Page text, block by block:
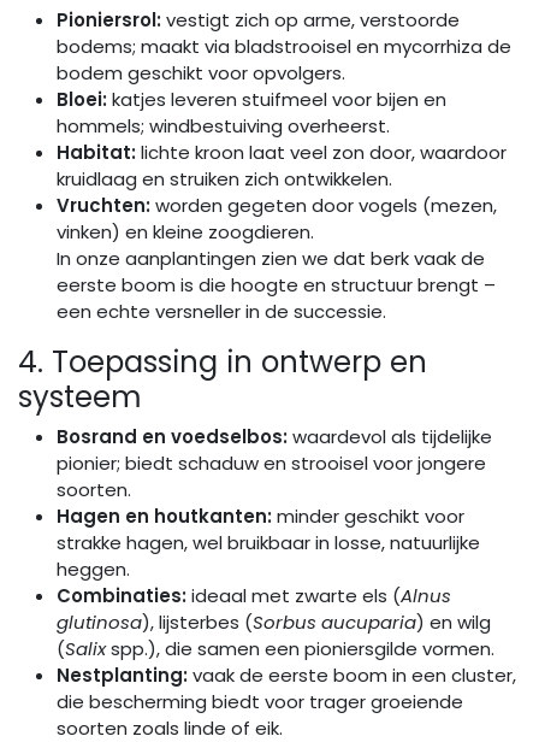
Pioniersrol:vestigt zich op arme, verstoorde
bodems; maakt via bladstrooisel en mycorrhiza de
bodem geschikt voor opvolgers.
Bloei:katjes leveren stuifmeel voor bijen en
hommels; windbestuiving overheerst.
Habitat:lichte kroon laat veel zon door, waardoor
kruidlaag en struiken zich ontwikkelen.
Vruchten:worden gegeten door vogels (mezen,
vinken) en kleine zoogdieren.
In onze aanplantingen zien we dat berk vaak de
eerste boom is die hoogte en structuur brengt –
een echte versneller in de successie.
4. Toepassing in ontwerp en
systeem
Bosrand en voedselbos:waardevol als tijdelijke
pionier; biedt schaduw en strooisel voor jongere
soorten.
Hagen en houtkanten:minder geschikt voor
strakke hagen, wel bruikbaar in losse, natuurlijke
heggen.
Combinaties:ideaal met zwarte els (Alnus
glutinosa), lijsterbes (Sorbus aucuparia) en wilg
(Salixspp.), die samen een pioniersgilde vormen.
Nestplanting:vaak de eerste boom in een cluster,
die bescherming biedt voor trager groeiende
soorten zoals linde of eik.